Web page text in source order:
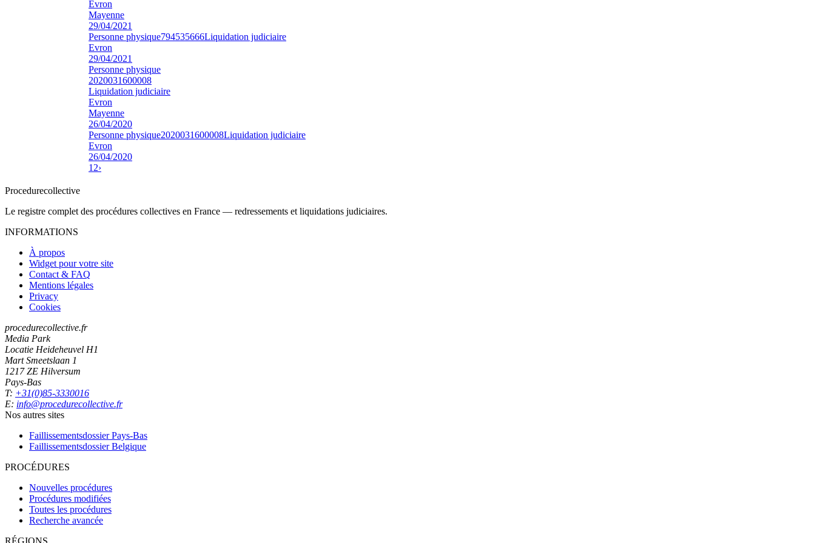
Evron
Mayenne
29/04/2021
Personne physique794535666Liquidation judiciaire
Evron
29/04/2021
Personne physique
2020031600008
Liquidation judiciaire
Evron
Mayenne
26/04/2020
Personne physique2020031600008Liquidation judiciaire
Evron
26/04/2020
1 2›
Procedurecollective
Le registre complet des procédures collectives en France — redressements et liquidations judiciaires.
INFORMATIONS
À propos
Widget pour votre site
Contact & FAQ
Mentions légales
Privacy
Cookies
procedurecollective.fr
Media Park
Locatie Heideheuvel H1
Mart Smeetslaan 1
1217 ZE Hilversum
Pays-Bas
T: +31(0)85-3330016
E: info@procedurecollective.fr
Nos autres sites
Faillissementsdossier Pays-Bas
Faillissementsdossier Belgique
PROCÉDURES
Nouvelles procédures
Procédures modifiées
Toutes les procédures
Recherche avancée
RÉGIONS